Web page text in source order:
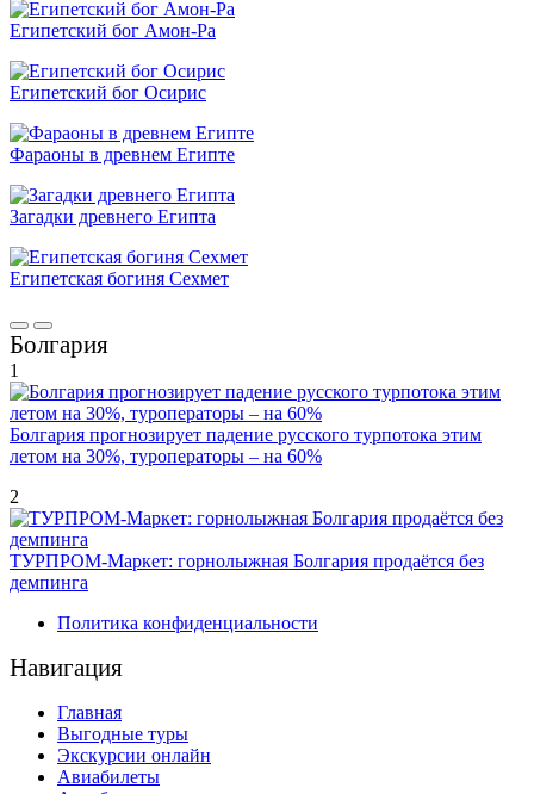
Египетский бог Амон-Ра
Египетский бог Осирис
Фараоны в древнем Египте
Загадки древнего Египта
Египетская богиня Сехмет
Болгария
1
Болгария прогнозирует падение русского турпотока этим
летом на 30%, туроператоры – на 60%
2
ТУРПРОМ-Маркет: горнолыжная Болгария продаётся без
демпинга
Политика конфиденциальности
Навигация
Главная
Выгодные туры
Экскурсии онлайн
Авиабилеты